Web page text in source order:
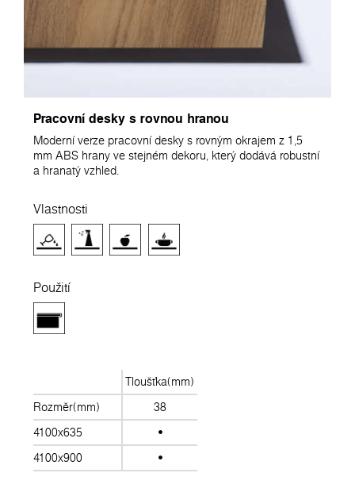
Pracovní desky s rovnou hranou
Moderní verze pracovní desky s rovným okrajem z 1,5
mm ABS hrany ve stejném dekoru, který dodává robustní
a hranatý vzhled.
Vlastnosti
Použití
Tloušťka(mm)
Rozměr(mm)
38
4100x635
4100x900